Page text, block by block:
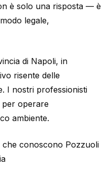
è solo una risposta — è
legale,
di Napoli, in
risente delle
I nostri professionisti
per operare
ambiente.
che conoscono Pozzuoli